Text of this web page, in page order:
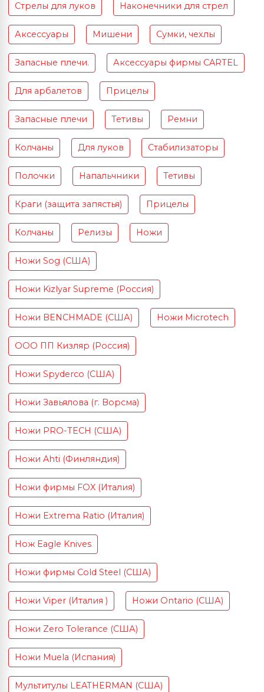
Стрелы для луков Наконечники для стрел
Аксессуары Мишени Сумки, чехлы
Запасные плечи. Аксессуары фирмы CARTEL
Для арбалетов Прицелы
Запасные плечи Тетивы Ремни
Колчаны Для луков Стабилизаторы
Полочки Напальчники Тетивы
Краги (защита запястья) Прицелы
Колчаны Релизы Ножи
Ножи Sog (США)
Ножи Kizlyar Supreme (Россия)
Ножи BENCHMADE (США) Ножи Microtech
ООО ПП Кизляр (Россия)
Ножи Spyderco (США)
Ножи Завьялова (г. Ворсма)
Ножи PRO-TECH (США)
Ножи Ahti (Финляндия)
Ножи фирмы FOX (Италия)
Ножи Extrema Ratio (Италия)
Нож Eagle Knives
Ножи фирмы Cold Steel (США)
Ножи Viper (Италия ) Ножи Ontario (США)
Ножи Zero Tolerance (США)
Ножи Muela (Испания)
Мультитулы LEATHERMAN (США)